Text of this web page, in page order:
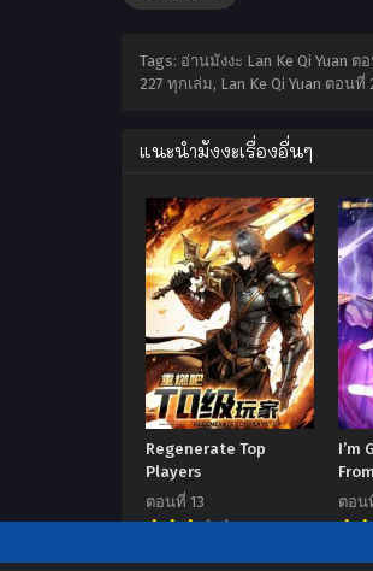
Tags: อ่านมังงะ Lan Ke Qi Yuan
227 ทุกเล่ม, Lan Ke Qi Yuan ตอน
แนะนำมังงะเรื่องอื่นๆ
Regenerate Top
Players
ตอนที่ 13
I’m
ตอน